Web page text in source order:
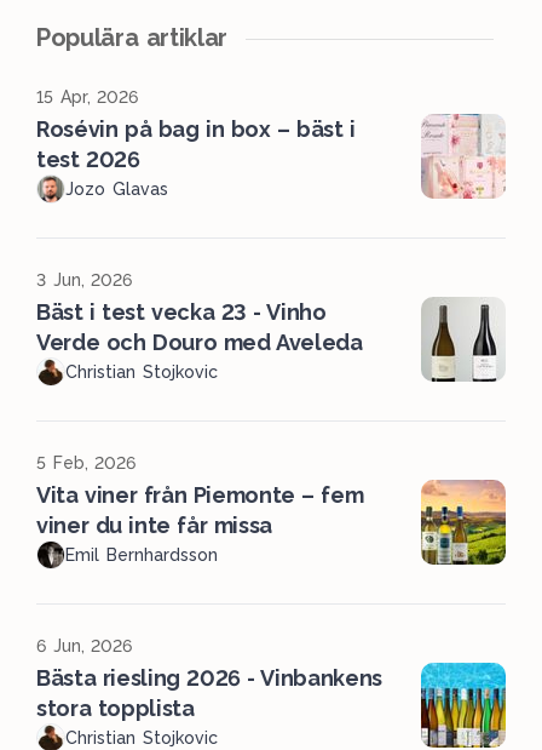
Populära artiklar
15 Apr, 2026
Rosévin på bag in box – bäst i
test 2026
Jozo Glavas
3 Jun, 2026
Bäst i test vecka 23 - Vinho
Verde och Douro med Aveleda
Christian Stojkovic
5 Feb, 2026
Vita viner från Piemonte – fem
viner du inte får missa
Emil Bernhardsson
6 Jun, 2026
Bästa riesling 2026 - Vinbankens
stora topplista
Christian Stojkovic